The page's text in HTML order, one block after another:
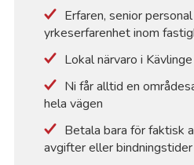
Erfaren, senior
yrkeserfarenhet inom
Lokal närvaro i
Ni får alltid en
hela vägen
Betala bara för faktisk
avgifter eller bindningstider